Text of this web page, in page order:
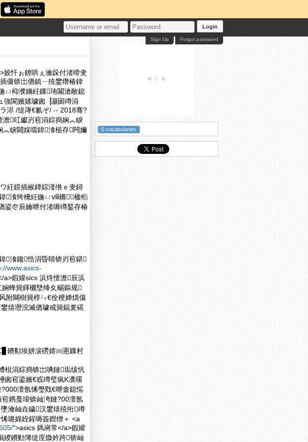
Login
Forgot password
Sign Up
姣忓ぉ鐐哄ぇ瀹跺付渚嗗叏
僵锛岀偤鎮ㄧ殑鐢熸椿鍏
ㄩ枊濮嬶紝鏁珛闂滄敞鎴
強閬嬪嫊璩囪▕灏囦竴涓
浕 /缇庨€氱ぞ/ -- 2018骞?
叿钀岃窇涓婃捣娴︽睙
睙閮婇噹鍏湌槌存闁嬭
紝鐛插緱鐔婃湰绺ｅ叏鐞
湌绔欙紝鍦ㄩⅷ鏅楹椼
鍙冭辰鑰呭付渚嗕竴鍫存椿
湌鑱悎涓昏睛锛岃窇鍖
www.asics-
a>鍜孉sics 浜炵憻澹辰浜
蜂簨鍕欐墍绛夊畼鏂规
附闋樹簨椁ㄣ€佺稉婵熼儴
熺瓑浣滅偤璩戒簨鍢夎硴
鐨勬埃姘涙磱婧㈣憲鏁村
柤涓婃捣锛岀唺鏈垢绂忛
囪窇鍙嬪€戜竴璧疯Κ瀵嗘
澶氬悕璺戣€呭畬鎴愮
鎸戞埌锛屾洿鏈?00澶氬
瀹屾垚鐬汉鐢熺殑绗竴
璐婂姪鍟嗕簽鐟熷＋ <a
">asics 鎷嶈常</a>鍜孉
緵鐨勭簿缇庢媺妗跨锛屾
0 vocabularies